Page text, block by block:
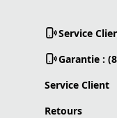
Service
Garantie :
Service Client
Retours